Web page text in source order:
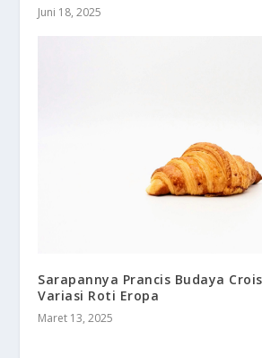
Juni 18, 2025
Sarapannya Prancis Budaya
Variasi Roti Eropa
Maret 13, 2025